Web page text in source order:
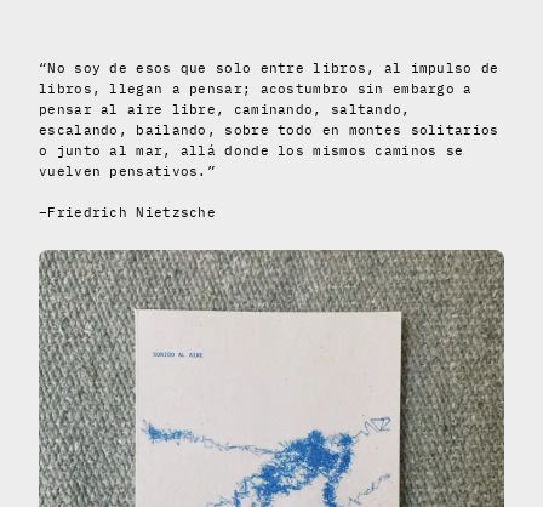
“No soy de esos que solo entre libros, al impulso de
libros, llegan a pensar; acostumbro sin embargo a
pensar al aire libre, caminando, saltando,
escalando, bailando, sobre todo en montes solitarios
o junto al mar, allá donde los mismos caminos se
vuelven pensativos.”
–Friedrich Nietzsche